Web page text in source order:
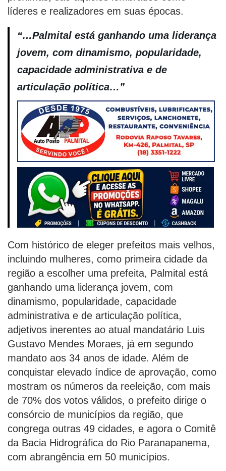
líderes e realizadores em suas épocas.
“…Palmital está ganhando uma liderança
jovem, com dinamismo, popularidade,
capacidade administrativa e de
articulação política…”
Com histórico de eleger prefeitos mais velhos,
incluindo mulheres, como primeira cidade da
região a escolher uma prefeita, Palmital está
ganhando uma liderança jovem, com
dinamismo, popularidade, capacidade
administrativa e de articulação política,
adjetivos inerentes ao atual mandatário Luis
Gustavo Mendes Moraes, já em segundo
mandato aos 34 anos de idade. Além de
conquistar elevado índice de aprovação, como
mostram os números da reeleição, com mais
de 70% dos votos válidos, o prefeito dirige o
consórcio de municípios da região, que
congrega outras 49 cidades, e agora o Comitê
da Bacia Hidrográfica do Rio Paranapanema,
com abrangência em 50 municípios.